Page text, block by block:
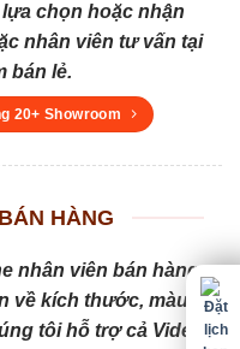
chọn hoặc nhận
nhân viên tư vấn tại
bán lẻ.
20+ Showroom
HÀNG
nhân viên bán hàng
về kích thước, màu
tôi hỗ trợ cả Video